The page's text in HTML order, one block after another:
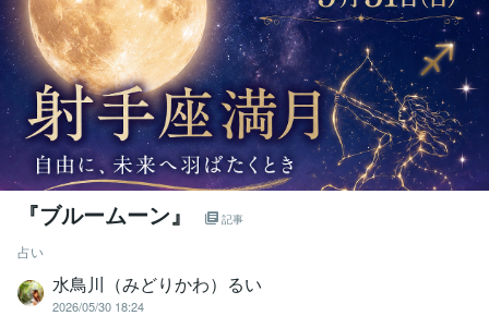
『ブルームーン』 記事
占い
水鳥川（みどりかわ）るい
2026/05/30 18:24